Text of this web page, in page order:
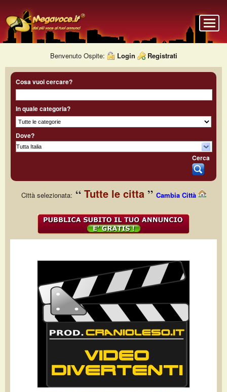
Benvenuto Ospite: Login Registrati
Cosa vuoi cercare?
In quale categoria?
Dove?
Cerca
Città selezionata: Tutte le citta Cambia Città